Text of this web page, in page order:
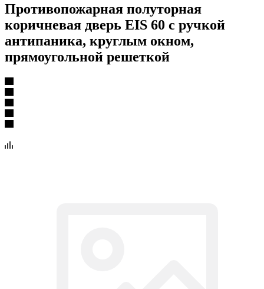
Противопожарная полуторная
коричневая дверь EIS 60 с ручкой
антипаника, круглым окном,
прямоугольной решеткой